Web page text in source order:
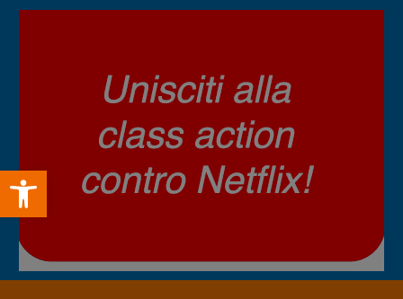
Open toolbar